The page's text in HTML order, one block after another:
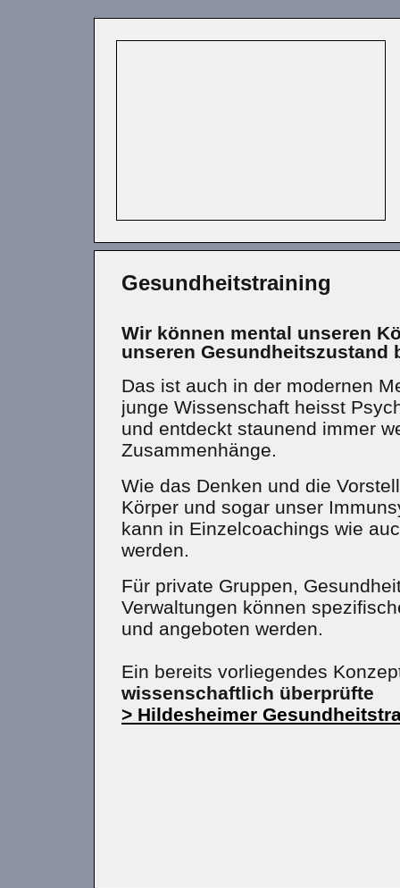
Gesundheitstraining
Wir können mental unseren
unseren Gesundheitszustand
Das ist auch in der modernen
junge Wissenschaft heisst
und entdeckt staunend immer
Zusammenhänge.
Wie das Denken und die
Körper und sogar unser
kann in Einzelcoachings wie
werden.
Für private Gruppen,
Verwaltungen können
und angeboten werden.
Ein bereits vorliegendes
wissenschaftlich überprüfte
> Hildesheimer